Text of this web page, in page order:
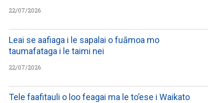
22/07/2026
Leai se aafiaga i le sapalai o fuāmoa mo
taumafataga i le taimi nei
22/07/2026
Tele faafitauli o loo feagai ma le to’ese i Waikato